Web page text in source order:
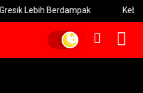
Berdampak Kebakaran